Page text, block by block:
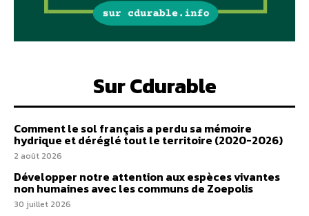
Sur Cdurable
Comment le sol français a perdu sa mémoire
hydrique et déréglé tout le territoire (2020-2026)
2 août 2026
Développer notre attention aux espèces vivantes
non humaines avec les communs de Zoepolis
30 juillet 2026